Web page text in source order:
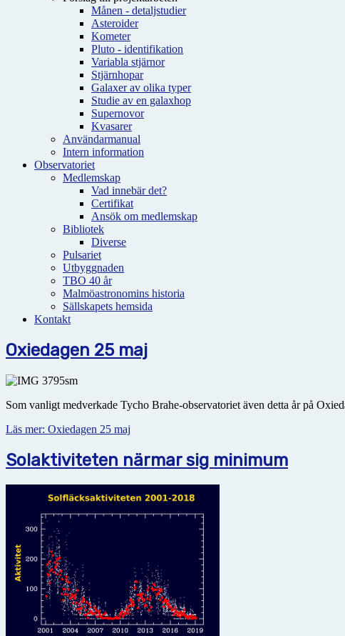
Månen - detaljstudier
Asteroider
Kometer
Pluto - identifikation
Variabla stjärnor
Stjärnhopar
Galaxer av olika typer
Studie av en galaxhop
Supernovor
Kvasarer
Användarmanual
Intern information
Observatoriet
Medlemskap
Vad innebär det?
Certifikat
Ansök om medlemskap
Bibliotek
Diverse
Pulsariet
Utbyggnaden
TBO 40 år
Malmöastronomins historia
Sällskapets hemsida
Kontakt
Oxiedagen 25 maj
Som vanligt medverkade Tycho Brahe-observatoriet även detta år på
Läs mer: Oxiedagen 25 maj
Solaktiviteten närmar sig minimum